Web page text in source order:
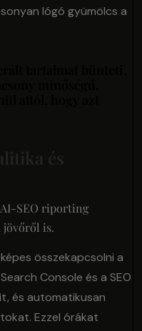
lógó gyümölcs a
és
SEO riporting
jövőről is.
összekapcsolni a
Console és a SEO
és automatikusan
Ezzel órákat